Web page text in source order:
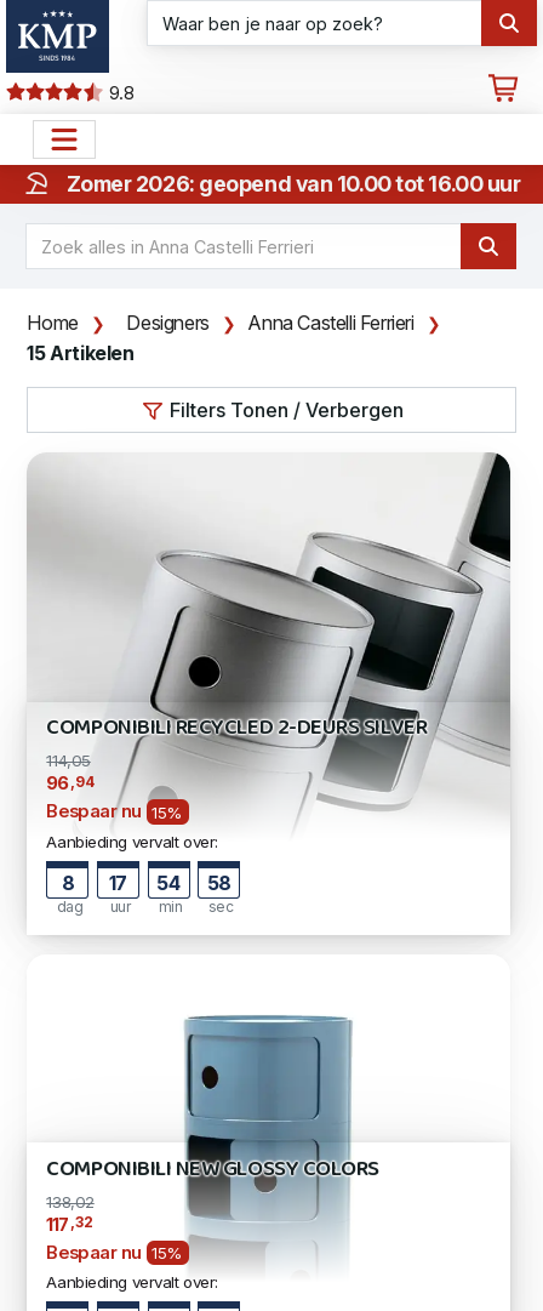
9.8
Zomer 2026: geopend van 10.00 tot 16.00 uur
Home Designers
Anna Castelli Ferrieri
15 Artikelen
Filters Tonen / Verbergen
COMPONIBILI RECYCLED 2-DEURS SILVER
114,05
96,94
Bespaar nu 15%
Aanbieding vervalt over:
8
dag
17
uur
54
min
57
sec
COMPONIBILI NEW GLOSSY COLORS
138,02
117 ,32
Bespaar nu 15%
Aanbieding vervalt over: